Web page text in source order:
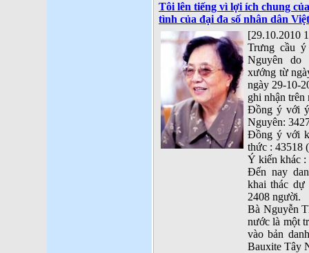
Tôi lên tiếng vì lợi ích chung
tình của đại đa số nhân dân
[29.10.2010
Trưng cầu
Nguyên do
xướng từ
ngày 29-10-
ghi nhận trên
Đồng ý với
Nguyên:
Đồng ý với
thức : 43518
Ý kiến khác :
Đến nay
khai thác dự
2408 người.
Bà Nguyễn
nước là một
vào bản
Bauxite Tây